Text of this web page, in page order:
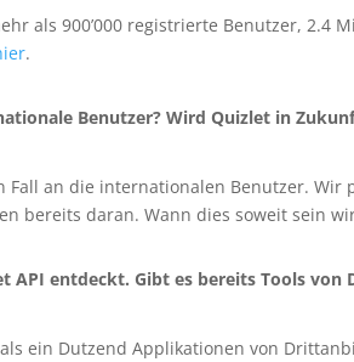
als 900’000 registrierte Benutzer, 2.4
.
Benutzer? Wird Quizlet in
Fall an die internationalen Benutzer. Wir
bereits daran. Wann dies soweit sein
API entdeckt. Gibt es bereits Tools von
ein Dutzend Applikationen von